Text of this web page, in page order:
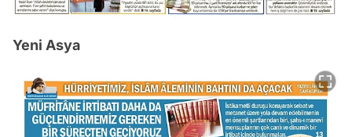
Yeni Asya